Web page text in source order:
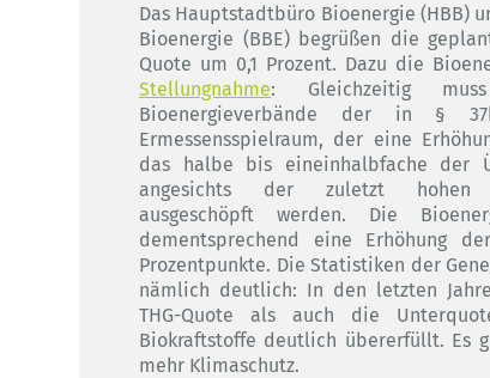
Das Hauptstadtbüro Bioenergie (HBB)
Bioenergie (BBE) begrüßen die
Quote um 0,1 Prozent. Dazu die
Stellungnahme: Gleichzeitig
Bioenergieverbände der in §
Ermessensspielraum, der eine
das halbe bis eineinhalbfache der
angesichts der zuletzt hohen
ausgeschöpft werden. Die
dementsprechend eine Erhöhung
Prozentpunkte. Die Statistiken der
nämlich deutlich: In den letzten
THG-Quote als auch die
Biokraftstoffe deutlich übererfüllt. Es
mehr Klimaschutz.